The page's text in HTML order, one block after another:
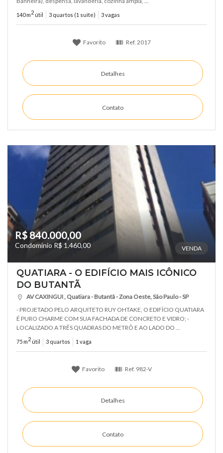
140 m2 útil 3 quartos (1 suíte) 3 vagas
Favorito Ref. 2017
Detalhes
Contato
R$ 840.000,00
Condomínio R$ 1.460,00 VENDA
QUATIARA - O EDIFÍCIO MAIS ICÔNICO
DO BUTANTÃ
AV CAXINGUI , Quatiara - Butantã - Zona Oeste, São Paulo - SP
- PROJETADO PELO ARQUITETO RUY OHTAKE, O EDIFÍCIO QUATIARA
É PURO CHARME COM SUA FACHADA DE CONCRETO E VIDRO; -
LOCALIZADO A TRÊS QUADRAS DO METRÔ E AO LADO DO ...
75 m2 útil 3 quartos 1 vaga
Favorito Ref. 982-V
Detalhes
Contato